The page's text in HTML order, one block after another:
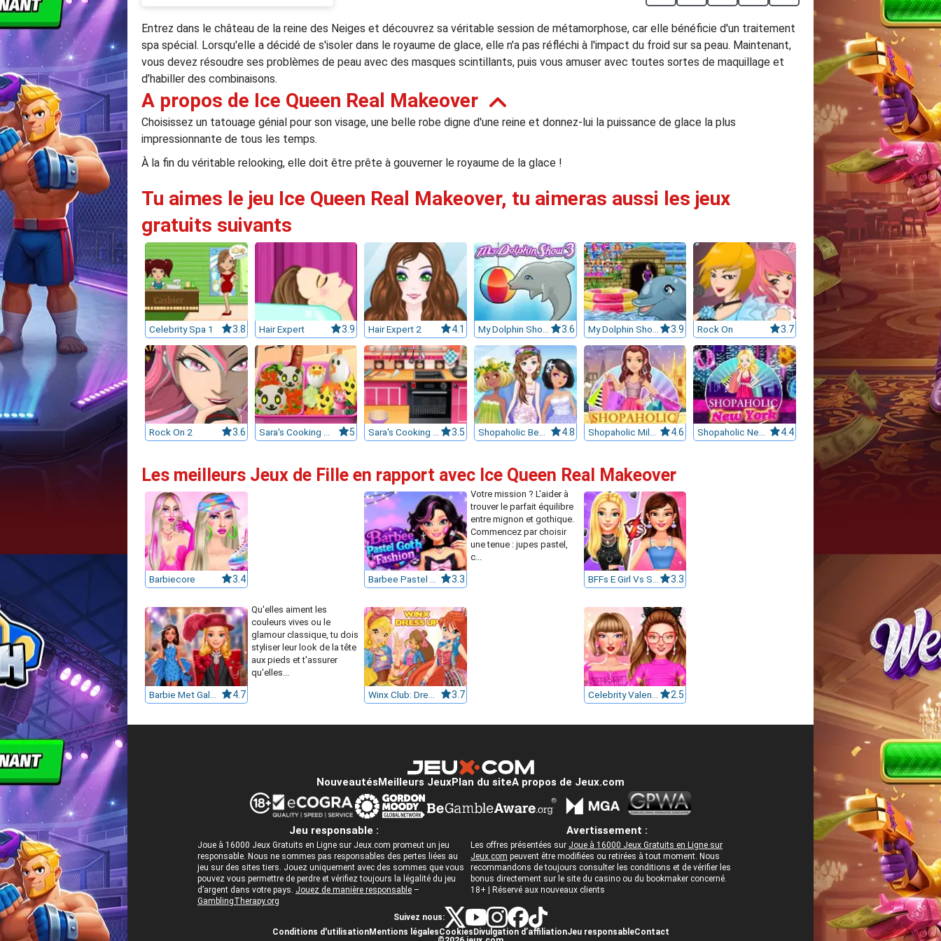
Entrez dans le château de la reine des Neiges et découvrez sa véritable session de métamorphose, car elle bénéficie d'un traitement
spa spécial. Lorsqu'elle a décidé de s'isoler dans le royaume de glace, elle n'a pas réfléchi à l'impact du froid sur sa peau. Maintenant,
vous devez résoudre ses problèmes de peau avec des masques scintillants, puis vous amuser avec toutes sortes de maquillage et
d’habiller des combinaisons.
A propos de Ice Queen Real Makeover
Choisissez un tatouage génial pour son visage, une belle robe digne d'une reine et donnez-lui la puissance de glace la plus
impressionnante de tous les temps.
À la fin du véritable relooking, elle doit être prête à gouverner le royaume de la glace !
Tu aimes le jeu Ice Queen Real Makeover, tu aimeras aussi les jeux
gratuits suivants
Celebrity Spa 1 3.8 Hair Expert 3.9 Hair Expert 2 4.1 My Dolphin Show 3 3.6 My Dolphin Show 6 3.9 Rock On 3.7
Rock On 2 3.6 Sara's Cooking Class : Bento 5 Sara's Cooking Class : Chocolate Cupcakes 3.5 Shopaholic Beach Models 4.8 Shopaholic Milan 4.6 Shopaholic New York 4.4
Les meilleurs Jeux de Fille en rapport avec Ice Queen Real Makeover
Barbiecore 3.4 3.3
Votre mission ? L'aider à
trouver le parfait équilibre
entre mignon et gothique.
Commencez par choisir
une tenue : jupes pastel,
c...
3.3
4.7
Qu'elles aiment les
couleurs vives ou le
glamour classique, tu dois
styliser leur look de la tête
aux pieds et t'assurer
qu'elles...
3.7 2.5
Nouveautés Meilleurs JeuxPlan du siteA propos de Jeux.com
Jeu responsable :
Joue à 16000 Jeux Gratuits en Ligne sur Jeux.com promeut un jeu
responsable. Nous ne sommes pas responsables des pertes liées au
jeu sur des sites tiers. Jouez uniquement avec des sommes que vous
pouvez vous permettre de perdre et vérifiez toujours la légalité du jeu
d’argent dans votre pays. Jouez de manière responsable –
GamblingTherapy.org
Avertissement :
Les offres présentées sur Joue à 16000 Jeux Gratuits en Ligne sur
Jeux.com peuvent être modifiées ou retirées à tout moment. Nous
recommandons de toujours consulter les conditions et de vérifier les
bonus directement sur le site du casino ou du bookmaker concerné.
18+ | Réservé aux nouveaux clients
Suivez nous:
Conditions d'utilisationMentions légalesCookies Divulgation d’affiliationJeu responsableContact